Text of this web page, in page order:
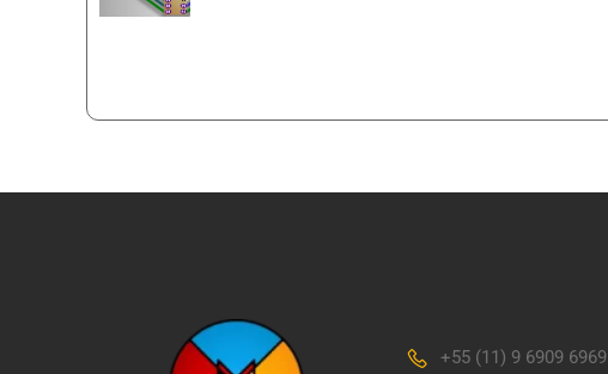
+55 (11) 9 6909 6969